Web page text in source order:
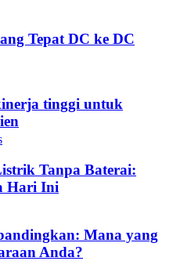
Tepat DC ke DC
tinggi untuk
Tanpa Baterai:
Hari Ini
Mana yang
Anda?